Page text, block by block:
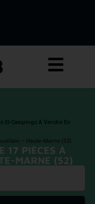
Et Campings À Vendre En
– Haute-Marne (52)
17 PIÈCES À
MARNE (52)